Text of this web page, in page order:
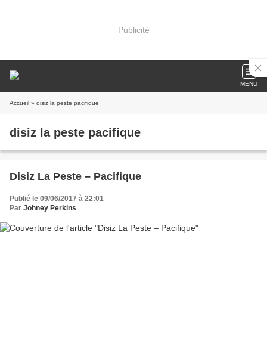
Publicité
MENU
Accueil » disiz la peste pacifique
disiz la peste pacifique
Disiz La Peste – Pacifique
Publié le 09/06/2017 à 22:01
Par Johney Perkins